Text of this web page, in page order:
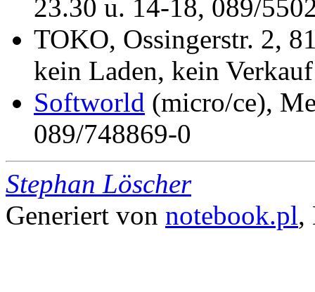
23.30 u. 14-18, 089/
TOKO, Ossingerstr. 2,
kein Laden, kein
Softworld (micro/ce),
089/748869-0
Stephan Löscher
Generiert von notebook.pl,